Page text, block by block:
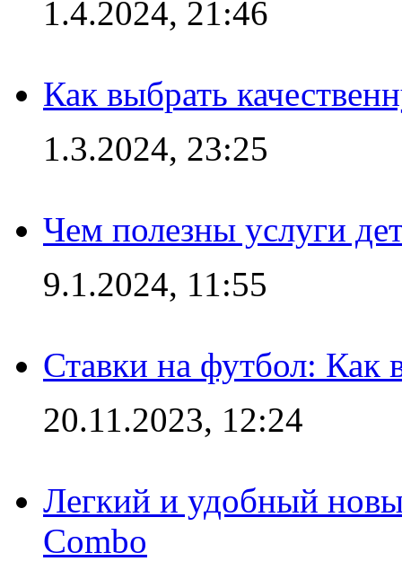
1.4.2024, 21:46
Как выбрать
1.3.2024, 23:25
Чем полезны услуги
9.1.2024, 11:55
Ставки на футбол: Как
20.11.2023, 12:24
Легкий и удобный
Combo